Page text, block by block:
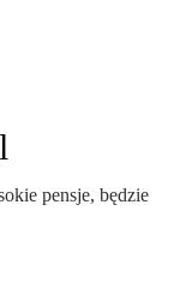
pensje, będzie